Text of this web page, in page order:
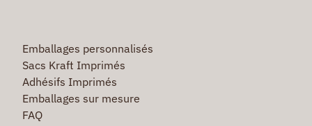
Emballages personnalisés
Sacs Kraft Imprimés
Adhésifs Imprimés
Emballages sur mesure
FAQ